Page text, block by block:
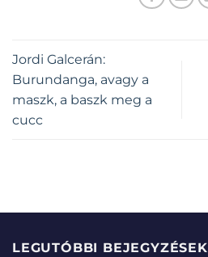
Jordi Galcerán:
Burundanga, avagy a
maszk, a baszk meg a
cucc
LEGUTÓBBI BEJEGYZÉSEK